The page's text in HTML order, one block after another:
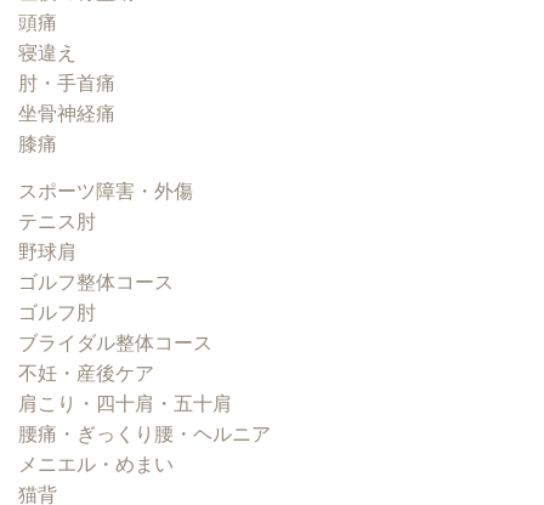
頭痛
寝違え
肘・手首痛
坐骨神経痛
膝痛
スポーツ障害・外傷
テニス肘
野球肩
ゴルフ整体コース
ゴルフ肘
ブライダル整体コース
不妊・産後ケア
肩こり・四十肩・五十肩
腰痛・ぎっくり腰・ヘルニア
メニエル・めまい
猫背